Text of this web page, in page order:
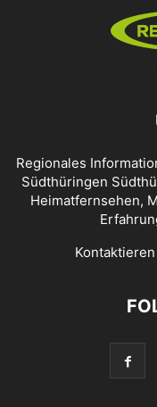
Regionales
Südthüringen
Heimatfernsehen,